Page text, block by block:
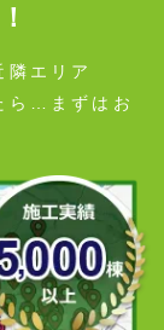
隣エリア
ら…まずはお